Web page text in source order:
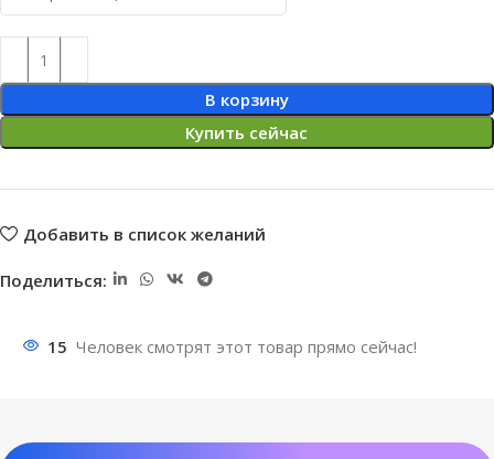
В корзину
Купить сейчас
Добавить в список желаний
Поделиться:
15 Человек смотрят этот товар прямо сейчас!